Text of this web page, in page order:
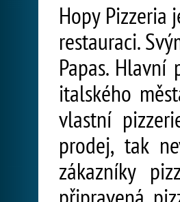
Hopy Pizzeria
restauraci.
Papas.
italského
vlastní
prodej, tak
zákazníky